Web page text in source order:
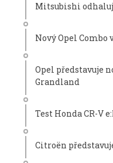
Mitsubishi
Nový Opel Combo
Opel představuje
Grandland
Test Honda CR-V
Citroën